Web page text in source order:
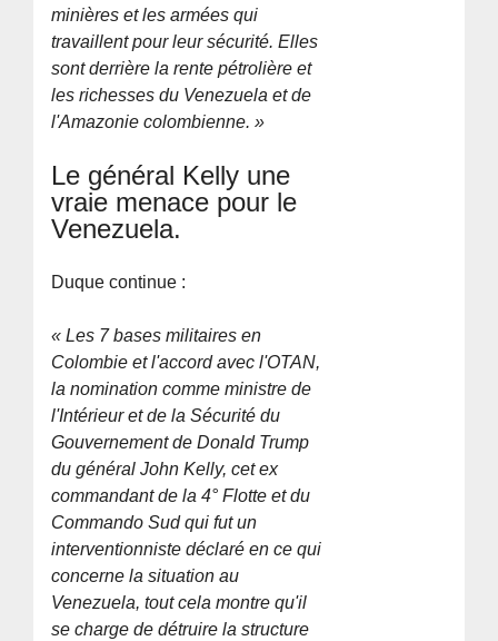
minières et les armées qui
travaillent pour leur sécurité. Elles
sont derrière la rente pétrolière et
les richesses du Venezuela et de
l'Amazonie colombienne. »
Le général Kelly une
vraie menace pour le
Venezuela.
Duque continue :
« Les 7 bases militaires en
Colombie et l'accord avec l'OTAN,
la nomination comme ministre de
l'Intérieur et de la Sécurité du
Gouvernement de Donald Trump
du général John Kelly, cet ex
commandant de la 4° Flotte et du
Commando Sud qui fut un
interventionniste déclaré en ce qui
concerne la situation au
Venezuela, tout cela montre qu'il
se charge de détruire la structure